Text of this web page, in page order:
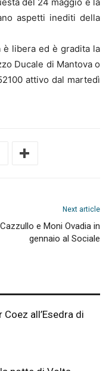
aspetti inediti della
è libera ed è gradita la
Ducale di Mantova o
attivo dal martedì
Next article
e Moni Ovadia in
gennaio al Sociale
all’Esedra di